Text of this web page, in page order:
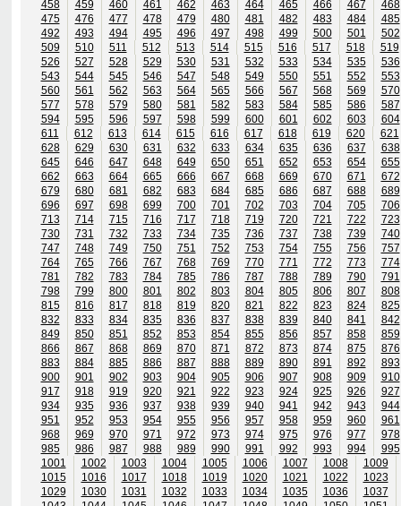
458
459 460 461 462 463 464 465 466 467
468
475
476 477 478 479 480 481 482 483 484
485
492
493 494 495 496 497 498 499 500 501
502
509
510 511 512 513 514 515 516 517 518
519
526
527 528 529 530 531 532 533 534 535
536
543
544 545 546 547 548 549 550 551 552
553
560
561 562 563 564 565 566 567 568 569
570
577
578 579 580 581 582 583 584 585 586
587
594
595 596 597 598 599 600 601 602 603
604
611
612 613 614 615 616 617 618 619 620
621
628
629 630 631 632 633 634 635 636 637
638
645
646 647 648 649 650 651 652 653 654
655
662
663 664 665 666 667 668 669 670 671
672
679
680 681 682 683 684 685 686 687 688
689
696
697 698 699 700 701 702 703 704 705
706
713
714 715 716 717 718 719 720 721 722
723
730
731 732 733 734 735 736 737 738 739
740
747
748 749 750 751 752 753 754 755 756
757
764
765 766 767 768 769 770 771 772 773
774
781
782 783 784 785 786 787 788 789 790
791
798
799 800 801 802 803 804 805 806 807
808
815
816 817 818 819 820 821 822 823 824
825
832
833 834 835 836 837 838 839 840 841
842
849
850 851 852 853 854 855 856 857 858
859
866
867 868 869 870 871 872 873 874 875
876
883
884 885 886 887 888 889 890 891 892
893
900
901 902 903 904 905 906 907 908 909
910
917
918 919 920 921 922 923 924 925 926
927
934
935 936 937 938 939 940 941 942 943
944
951
952 953 954 955 956 957 958 959 960
961
968
969 970 971 972 973 974 975 976 977
978
985
986 987 988 989 990 991 992 993 994
995
1001
1002 1003 1004 1005 1006 1007 1008
1009
1015
1016 1017 1018 1019 1020 1021 1022
1023
1029
1030 1031 1032 1033 1034 1035 1036
1037